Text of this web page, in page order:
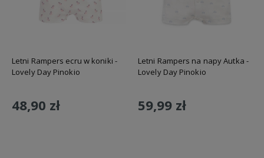
Letni Rampers ecru w koniki -
Lovely Day Pinokio
48,90 zł
Letni Rampers na napy Autka -
Lovely Day Pinokio
59,99 zł